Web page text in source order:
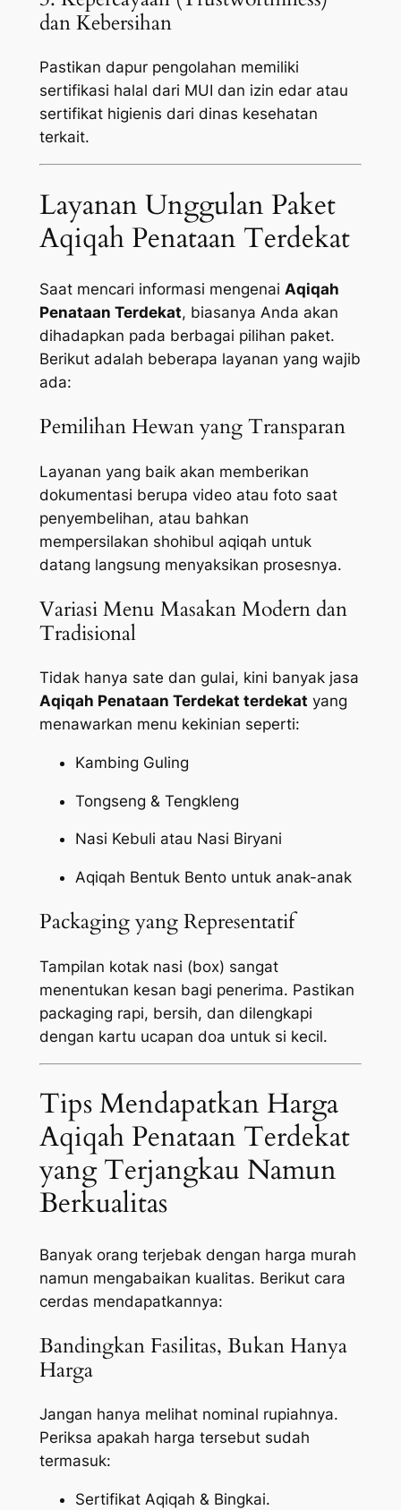
dan Kebersihan
Pastikan dapur pengolahan memiliki
sertifikasi halal dari MUI dan izin edar atau
sertifikat higienis dari dinas kesehatan
terkait.
Layanan Unggulan Paket
Aqiqah Penataan Terdekat
Saat mencari informasi mengenai Aqiqah
Penataan Terdekat, biasanya Anda akan
dihadapkan pada berbagai pilihan paket.
Berikut adalah beberapa layanan yang wajib
ada:
Pemilihan Hewan yang Transparan
Layanan yang baik akan memberikan
dokumentasi berupa video atau foto saat
penyembelihan, atau bahkan
mempersilakan shohibul aqiqah untuk
datang langsung menyaksikan prosesnya.
Variasi Menu Masakan Modern dan
Tradisional
Tidak hanya sate dan gulai, kini banyak jasa
Aqiqah Penataan Terdekat terdekat yang
menawarkan menu kekinian seperti:
Kambing Guling
Tongseng & Tengkleng
Nasi Kebuli atau Nasi Biryani
Aqiqah Bentuk Bento untuk anak-anak
Packaging yang Representatif
Tampilan kotak nasi (box) sangat
menentukan kesan bagi penerima. Pastikan
packaging rapi, bersih, dan dilengkapi
dengan kartu ucapan doa untuk si kecil.
Tips Mendapatkan Harga
Aqiqah Penataan Terdekat
yang Terjangkau Namun
Berkualitas
Banyak orang terjebak dengan harga murah
namun mengabaikan kualitas. Berikut cara
cerdas mendapatkannya:
Bandingkan Fasilitas, Bukan Hanya
Harga
Jangan hanya melihat nominal rupiahnya.
Periksa apakah harga tersebut sudah
termasuk:
Sertifikat Aqiqah & Bingkai.